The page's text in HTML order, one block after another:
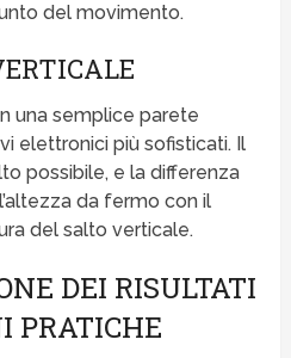
del movimento.
una semplice parete
elettronici più sofisticati. Il
possibile, e la differenza
da fermo con il
del salto verticale.
DEI RISULTATI
PRATICHE